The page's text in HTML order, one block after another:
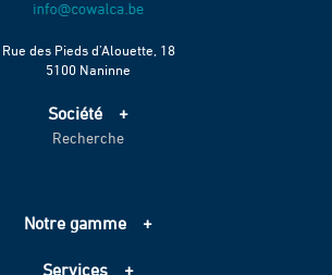
Rue des Pieds d’Alouette, 18
5100 Naninne
Société
Accueil
Échelle de performance CO2
Recherche
Notre gamme